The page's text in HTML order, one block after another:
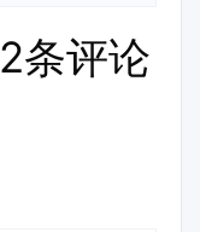
条评论